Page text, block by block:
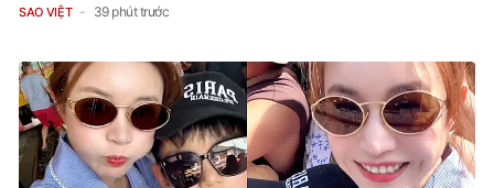
SAO VIỆT 39 phút trước